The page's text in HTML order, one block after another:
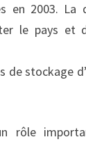
en 2003.
le pays et
de stockage
rôle